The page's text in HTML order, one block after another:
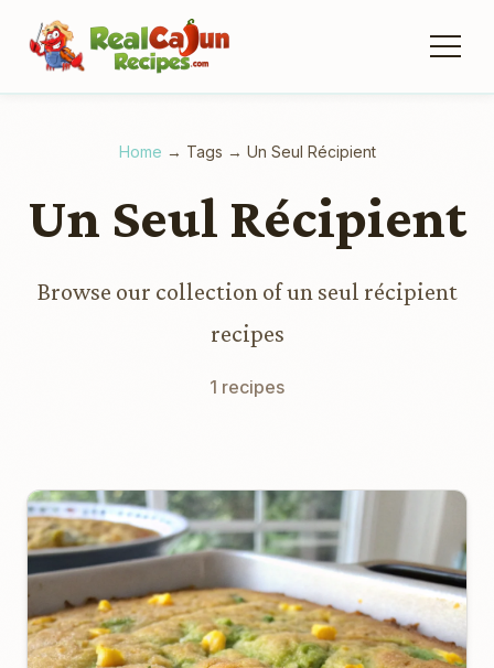
Home → Tags → Un Seul Récipient
Un Seul Récipient
Browse our collection of un seul récipient
recipes
1 recipes